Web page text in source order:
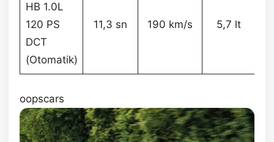
HB 1.0L
120 PS
DCT
(Otomatik)
11,3 sn 190 km/s 5,7 lt
oopscars